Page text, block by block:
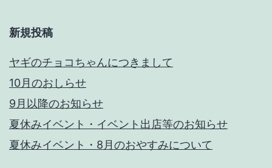
ー
送
り
新規投稿
ヤギのチョコちゃんにつきまして
10月のおしらせ
9月以降のお知らせ
夏休みイベント・イベント出店等のお知らせ
夏休みイベント・8月のおやすみについて